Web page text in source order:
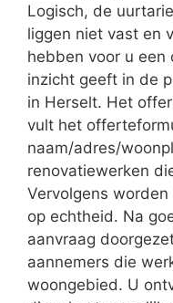
Logisch, de
liggen niet vast en
hebben voor u
inzicht geeft in de
in Herselt. Het
vult het
naam/adres/
renovatiewerken
Vervolgens
op echtheid. Na
aanvraag
aannemers die
woongebied. U